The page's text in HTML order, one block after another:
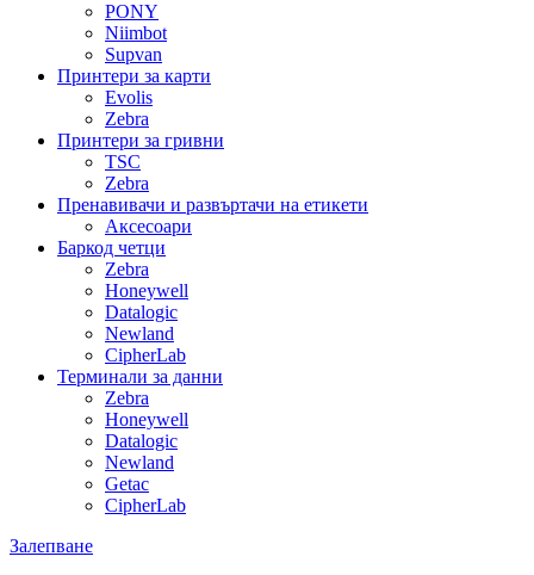
PONY
Niimbot
Supvan
Принтери за карти
Evolis
Zebra
Принтери за гривни
TSC
Zebra
Пренавивачи и развъртачи на етикети
Аксесоари
Баркод четци
Zebra
Honeywell
Datalogic
Newland
CipherLab
Терминали за данни
Zebra
Honeywell
Datalogic
Newland
Getac
CipherLab
Залепване